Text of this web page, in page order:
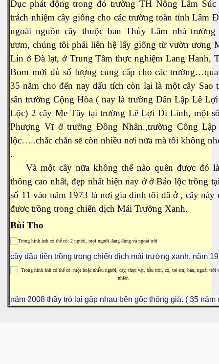
Dục phát động trong đó trường TH Nông Lâm Súc
trách nhiệm cây giống cho các trường toàn tỉnh Lâm
ngoài nguồn cây thuộc ban Thủy Lâm nhà trường
ươm, chúng tôi phải liên hệ lấy giống từ vườn ương
Lin ở Đà lạt, ở Trung Tâm thực nghiệm Lang Hanh,
Bom mới đủ số lượng cung cấp cho các
35 năm cho đến nay dấu tích còn lại là một cây Sao
sân trường Cộng Hòa ( nay là trường Dân Lập Lê
Lộc) 2 cây Me Tây tại trường Lê Lợi Di Linh, một
Phượng Vĩ ở trường Đồng Nhân.,trường Công Lập
lộc…..chắc chắn sẽ còn nhiều nơi nữa mà tôi không
.
Và một cây nữa không thể nào quên được đó
thông cao nhất, đẹp nhất hiện nay ở ở Bảo lộc trồng
số 11 vào năm 1973 là nơi gia đình tôi đã ở , cây này
đươc trồng trong chiến dịch Mái Trường Xanh.
Bùi Tho
cây đầu tiên trồng trong chiến dịch mái trường xanh. năm
năm 2008 thầy trò lại gặp nhau bên gốc thông già. ( 35 năm
Hạng